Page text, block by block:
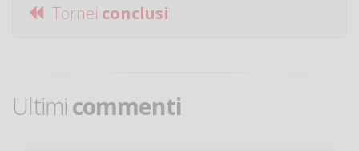
Tornei conclusi
Ultimi commenti